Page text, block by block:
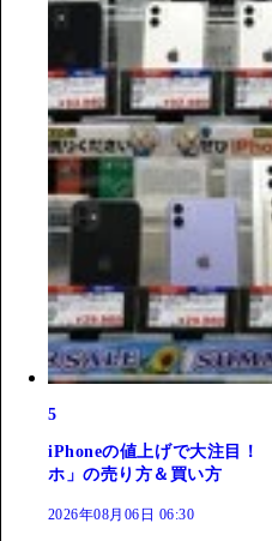
5
iPhoneの値上げで大注目
ホ」の売り方＆買い方
2026年08月06日 06:30